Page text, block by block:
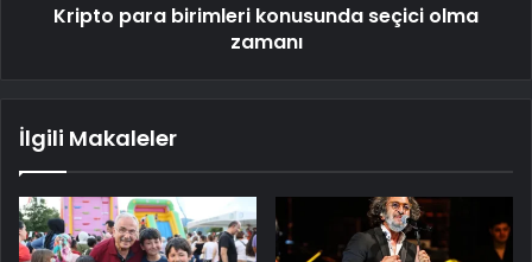
Kripto para birimleri konusunda seçici olma
zamanı
İlgili Makaleler